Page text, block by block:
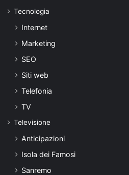
Tecnologia
Internet
Marketing
SEO
Siti web
Telefonia
TV
Televisione
Anticipazioni
Isola dei Famosi
Sanremo